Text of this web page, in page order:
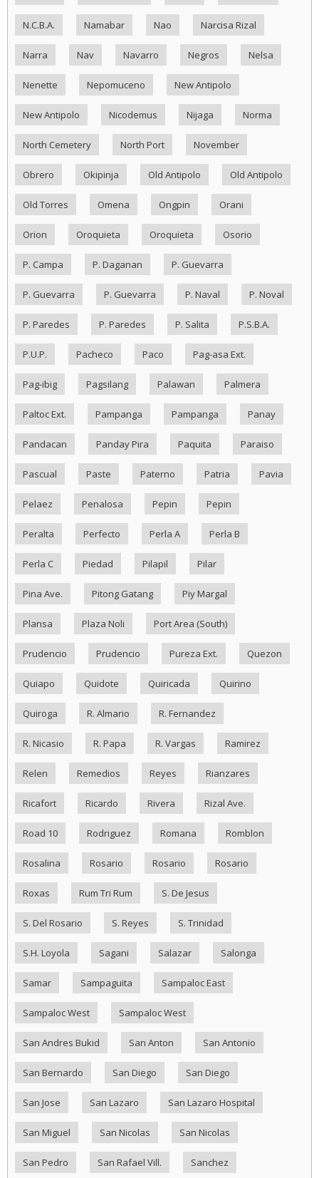
N.C.B.A. Namabar Nao Narcisa Rizal
Narra Nav Navarro Negros Nelsa
Nenette Nepomuceno New Antipolo
New Antipolo Nicodemus Nijaga Norma
North Cemetery North Port November
Obrero Okipinja Old Antipolo Old Antipolo
Old Torres Omena Ongpin Orani
Orion Oroquieta Oroquieta Osorio
P. Campa P. Daganan P. Guevarra
P. Guevarra P. Guevarra P. Naval P. Noval
P. Paredes P. Paredes P. Salita P.S.B.A.
P.U.P. Pacheco Paco Pag-asa Ext.
Pag-ibig Pagsilang Palawan Palmera
Paltoc Ext. Pampanga Pampanga Panay
Pandacan Panday Pira Paquita Paraiso
Pascual Paste Paterno Patria Pavia
Pelaez Penalosa Pepin Pepin
Peralta Perfecto Perla A Perla B
Perla C Piedad Pilapil Pilar
Pina Ave. Pitong Gatang Piy Margal
Plansa Plaza Noli Port Area (South)
Prudencio Prudencio Pureza Ext. Quezon
Quiapo Quidote Quiricada Quirino
Quiroga R. Almario R. Fernandez
R. Nicasio R. Papa R. Vargas Ramirez
Relen Remedios Reyes Rianzares
Ricafort Ricardo Rivera Rizal Ave.
Road 10 Rodriguez Romana Romblon
Rosalina Rosario Rosario Rosario
Roxas Rum Tri Rum S. De Jesus
S. Del Rosario S. Reyes S. Trinidad
S.H. Loyola Sagani Salazar Salonga
Samar Sampaguita Sampaloc East
Sampaloc West Sampaloc West
San Andres Bukid San Anton San Antonio
San Bernardo San Diego San Diego
San Jose San Lazaro San Lazaro Hospital
San Miguel San Nicolas San Nicolas
San Pedro San Rafael Vill. Sanchez